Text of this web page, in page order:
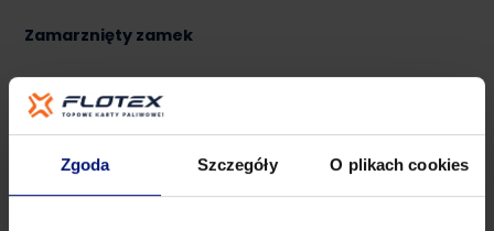
Zgoda Szczegóły O plikach cookies
Zamarznięty zamek
Jeżeli przydarzyło Ci się kiedykolwiek walczyć z
zamarzniętym zamkiem w drzwiach samochodowych,
doskonale wiesz jak wiele czasu można stracić na
próby dostania się do własnego samochodu. Ten
problem jest zazwyczaj spowodowany gromadzeniem
się wilgoci wewnątrz zamka,. Zamienia się ona w lód,